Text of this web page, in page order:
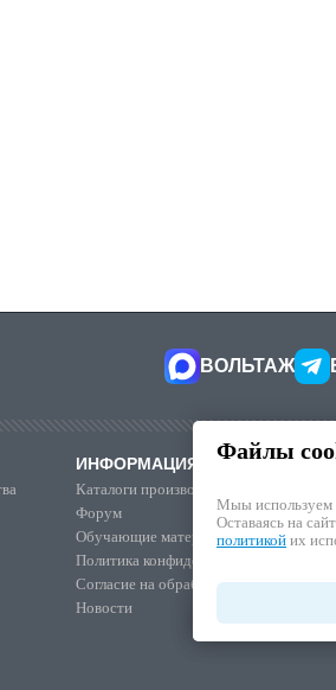
ВОЛЬТАЖ
ИНФОРМАЦИЯ
Каталоги производителей
Форум
Обучающие материалы
Политика конфиденциальности
Согласие на обработку ПД
Новости
Файлы
Мыы используем
Оставаясь на
политикой их